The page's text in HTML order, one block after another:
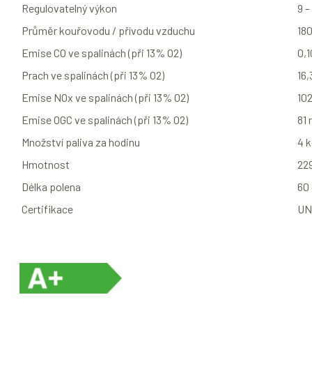
Regulovatelný výkon
9
Průměr kouřovodu / přívodu vzduchu
Emise CO ve spalinách (při 13% O2)
Prach ve spalinách (při 13% O2)
Emise NOx ve spalinách (při 13% O2)
Emise OGC ve spalinách (při 13% O2)
81
Množství paliva za hodinu
4
Hmotnost
Délka polena
60
Certifikace